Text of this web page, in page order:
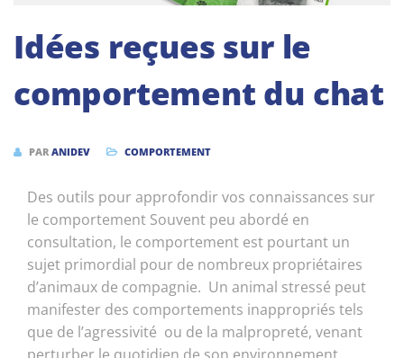
Idées reçues sur le
comportement du chat
PARANIDEV COMPORTEMENT
Des outils pour approfondir vos connaissances sur
le comportement Souvent peu abordé en
consultation, le comportement est pourtant un
sujet primordial pour de nombreux propriétaires
d’animaux de compagnie. Un animal stressé peut
manifester des comportements inappropriés tels
que de l’agressivité ou de la malpropreté, venant